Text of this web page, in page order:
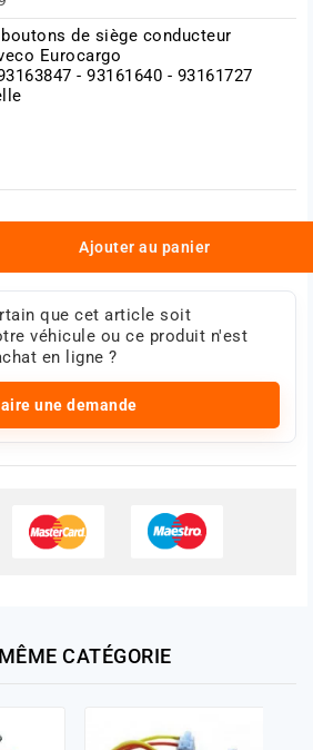
de siège conducteur
Eurocargo
- 93161640 - 93161727
Ajouter au panier
que cet article soit
véhicule ou ce produit n'est
en ligne ?
une demande
CATÉGORIE